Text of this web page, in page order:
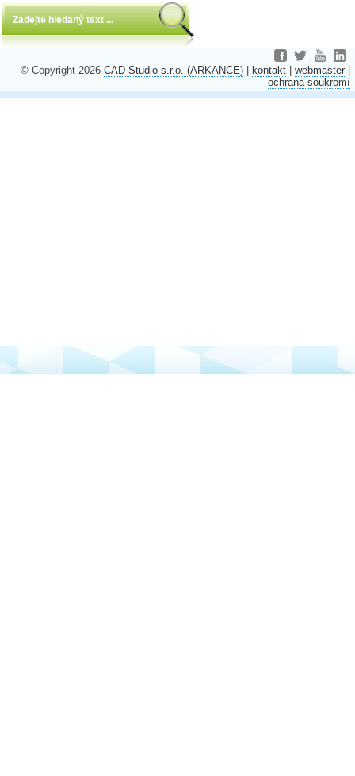
© Copyright 2026 CAD Studio s.r.o. (ARKANCE) kontakt webmaster
ochrana soukromí